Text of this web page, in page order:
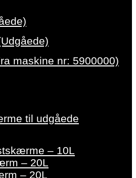
maskine nr: 5900000)
til udgåede
– 10L
– 20L
– 20L